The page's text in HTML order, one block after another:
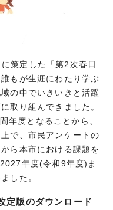
策定した「第2次春日
もが生涯にわたり学ぶ
の中でいきいきと活躍
取り組んできました。
度となることから、
で、市民アンケートの
ら本市における課題を
年度(令和9年度)ま
した。
定版のダウンロード